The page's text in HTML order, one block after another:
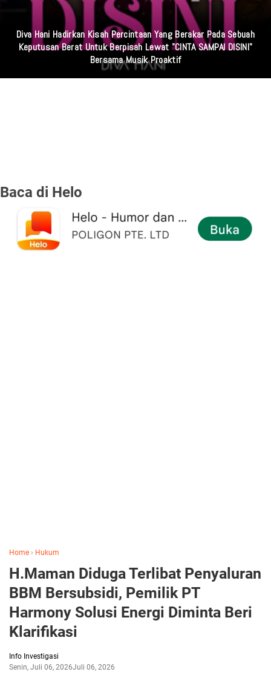
Diva Hani Hadirkan Kisah Percintaan Yang Berakar Pada Sebuah
Keputusan Berat Untuk Berpisah Lewat "CINTA SAMPAI DISINI"
Bersama Musik Proaktif
Baca di Helo
Home › Hukum
H.Maman Diduga Terlibat Penyaluran
BBM Bersubsidi, Pemilik PT
Harmony Solusi Energi Diminta Beri
Klarifikasi
Info Investigasi
Senin, Juli 06, 2026Juli 06, 2026